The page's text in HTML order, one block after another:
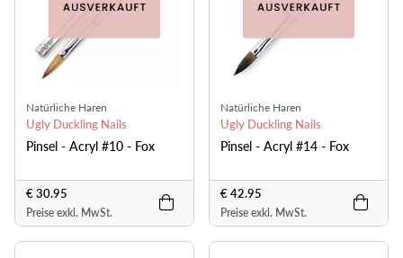
Natürliche Haren
Ugly Duckling Nails
Pinsel - Acryl #10 - Fox
€ 30.95
Preise exkl. MwSt.
Natürliche Haren
Ugly Duckling Nails
Pinsel - Acryl #14 - Fox
€ 42.95
Preise exkl. MwSt.